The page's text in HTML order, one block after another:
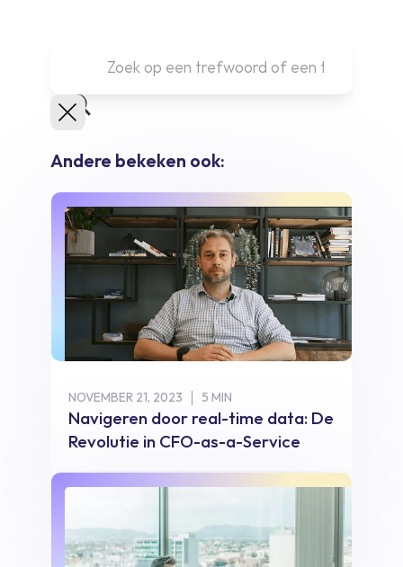
Andere bekeken ook:
NOVEMBER 21, 2023 5 MIN
Navigeren door real-time data: De
Revolutie in CFO-as-a-Service